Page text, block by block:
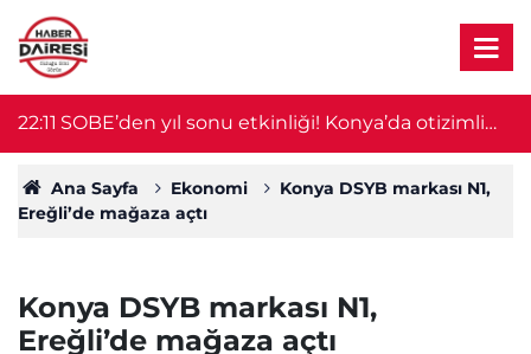
22:11 SOBE’den yıl sonu etkinliği! Konya’da otizimli
öğrenciler sahne aldı
Ana Sayfa Ekonomi
Konya DSYB markası N1,
Ereğli’de mağaza açtı
Konya DSYB markası N1,
Ereğli’de mağaza açtı